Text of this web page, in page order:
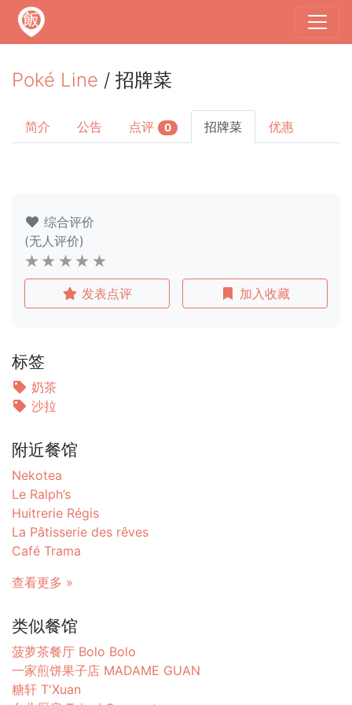
Poké Line / 招牌菜
简介 公告 点评 0 招牌菜 优惠
综合评价
(无人评价)
发表点评 加入收藏
标签
奶茶
沙拉
附近餐馆
Nekotea
Le Ralph’s
Huitrerie Régis
La Pâtisserie des rêves
Café Trama
查看更多 »
类似餐馆
菠萝茶餐厅 Bolo Bolo
一家煎饼果子店 MADAME GUAN
糖轩 T'Xuan